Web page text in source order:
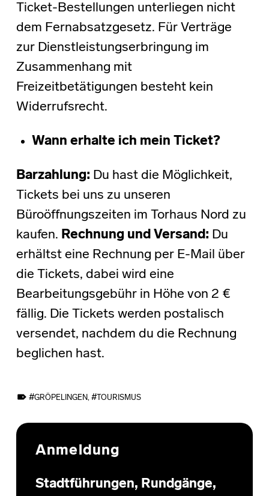
Ticket-Bestellungen unterliegen nicht
dem Fernabsatzgesetz. Für Verträge
zur Dienstleistungserbringung im
Zusammenhang mit
Freizeitbetätigungen besteht kein
Widerrufsrecht.
Wann erhalte ich mein Ticket?
Barzahlung: Du hast die Möglichkeit,
Tickets bei uns zu unseren
Büroöffnungszeiten im Torhaus Nord zu
kaufen. Rechnung und Versand: Du
erhältst eine Rechnung per E-Mail über
die Tickets, dabei wird eine
Bearbeitungsgebühr in Höhe von 2 €
fällig. Die Tickets werden postalisch
versendet, nachdem du die Rechnung
beglichen hast.
GRÖPELINGEN, TOURISMUS
Skip back to main navigation
Anmeldung
Stadtführungen, Rundgänge,